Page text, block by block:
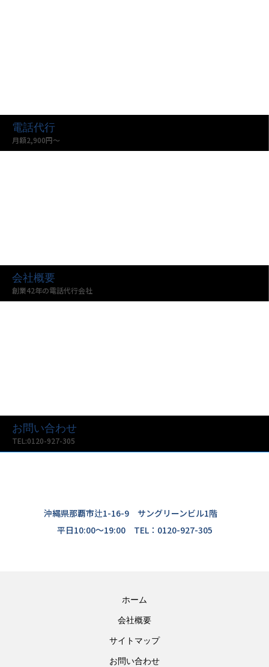
電話代行
月額2,900円〜
会社概要
創業42年の電話代行会社
お問い合わせ
TEL:0120-927-305
沖縄県那覇市辻1-16-9 サングリーンビル1階
平日10:00〜19:00 TEL：0120-927-305
ホーム
会社概要
サイトマップ
お問い合わせ